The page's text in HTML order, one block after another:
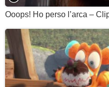
Ooops! Ho perso l’arca –